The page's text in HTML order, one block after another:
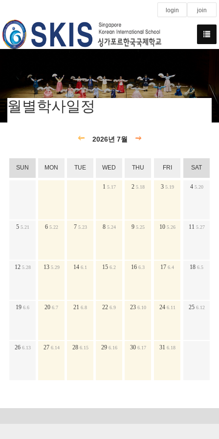
login join
월별학사일정
2026년 7월
SUN MON TUE WED THU FRI SAT
1 5.17 2 5.18 3 5.19 4 5.20
5 5.21 6 5.22 7 5.23 8 5.24 9 5.25 10 5.26 11 5.27
12 5.28 13 5.29 14 6.1 15 6.2 16 6.3 17 6.4 18 6.5
19 6.6 20 6.7 21 6.8 22 6.9 23 6.10 24 6.11 25 6.12
26 6.13 27 6.14 28 6.15 29 6.16 30 6.17 31 6.18